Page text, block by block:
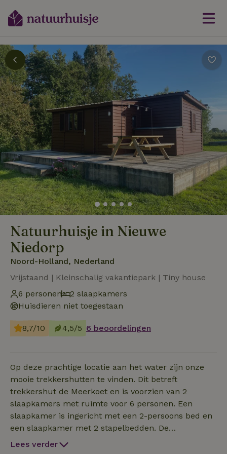
Natuurhuisje in Nieuwe
Niedorp
Noord-Holland, Nederland
Vrijstaand | Kleinschalig vakantiepark | Tiny house
6 personen
2 slaapkamers
Huisdieren niet toegestaan
8,7/10 4,5/5 6 beoordelingen
Op deze prachtige locatie aan het water zijn onze
mooie trekkershutten te vinden. Dit betreft
trekkershut de Meerkoet en is voorzien van 2
slaapkamers met ruimte voor 6 personen. Een
slaapkamer is ingericht met een 2-persoons bed en
een slaapkamer met 2 stapelbedden. De
trekkershut is gezellig ingericht en is voorzien van
Lees verder